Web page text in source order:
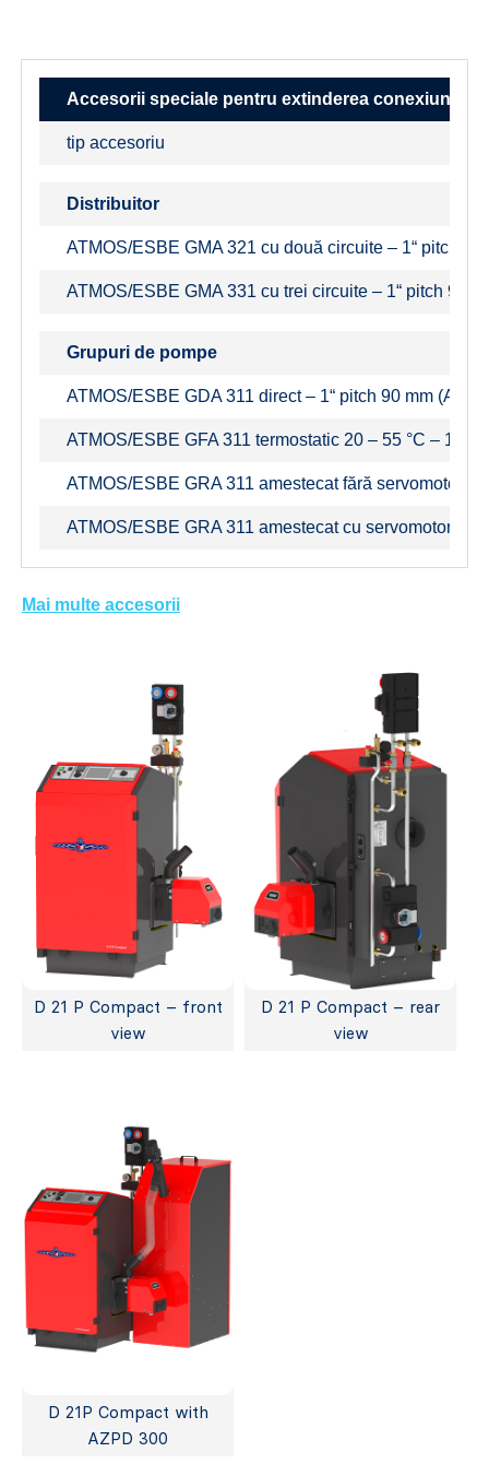
Accesorii speciale pentru extinderea conexiunii
tip accesoriu
Distribuitor
ATMOS/ESBE GMA 321 cu două circuite – 1“ pitch 90
ATMOS/ESBE GMA 331 cu trei circuite – 1“ pitch 90
Grupuri de pompe
ATMOS/ESBE GDA 311 direct – 1“ pitch 90 mm (ACM)
ATMOS/ESBE GFA 311 termostatic 20 – 55 °C – 1“
ATMOS/ESBE GRA 311 amestecat fără servomotor –
ATMOS/ESBE GRA 311 amestecat cu servomotor 120
Mai multe accesorii
D 21 P Compact – front
view
D 21 P Compact – rear
view
D 21P Compact with
AZPD 300